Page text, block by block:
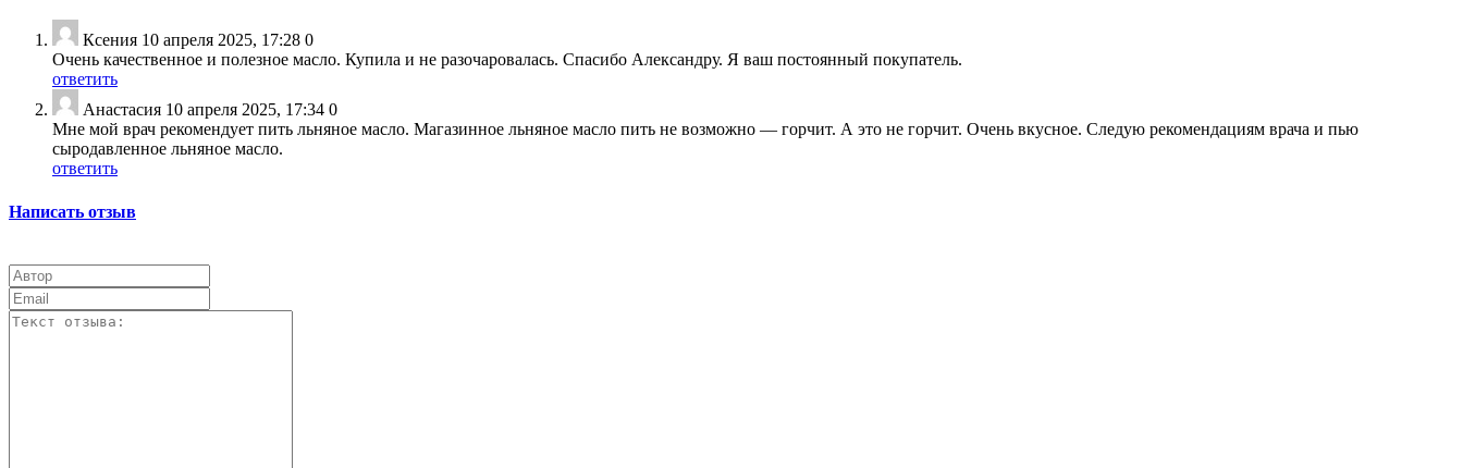
Ксения 10 апреля 2025, 17:28 0
Очень качественное и полезное масло. Купила и не разочаровалась. Спасибо Александру. Я ваш постоянный покупатель.
ответить
Анастасия 10 апреля 2025, 17:34 0
Мне мой врач рекомендует пить льняное масло. Магазинное льняное масло пить не возможно — горчит. А это не горчит. Очень вкусное. Следую рекомендациям врача и пью
сыродавленное льняное масло.
ответить
Написать отзыв